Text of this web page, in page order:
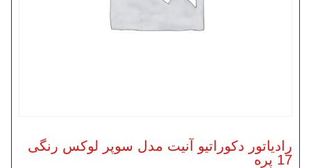
رادیاتور دکوراتیو آنیت مدل سوپر لوکس رنگی
17 پره